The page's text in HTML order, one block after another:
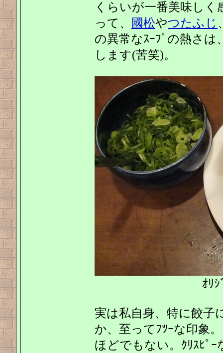
くらいが一番美味し
って、
國松やつたふじ
の異常なｽｰﾌﾟの熱さ
します(苦笑)。
ｵﾘ
実は私自身、特に餃子
か、至ってﾌﾂｰな印象
ほどでもない。ｸﾘｽﾋﾟ